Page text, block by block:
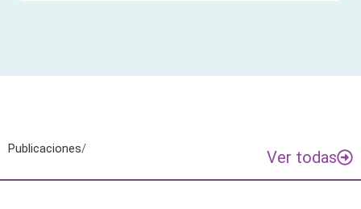
Publicaciones/ Ver todas